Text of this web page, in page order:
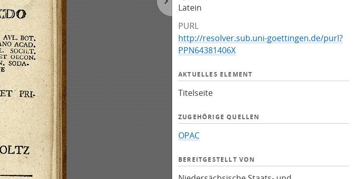
Latein
PURL
http://resolver.sub.uni-goettingen.de/purl?
PPN64381406X
AKTUELLES ELEMENT
Titelseite
ZUGEHÖRIGE QUELLEN
OPAC
BEREITGESTELLT VON